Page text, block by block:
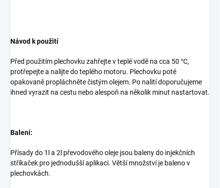
Návod k použití
Před použitím plechovku zahřejte v teplé vodě na cca 50 °C,
protřepejte a nalijte do teplého motoru. Plechovku poté
opakovaně propláchněte čistým olejem. Po nalití doporučujeme
ihned vyrazit na cestu nebo alespoň na několik minut nastartovat.
Balení:
Přísady do 1l a 2l převodového oleje jsou baleny do injekčních
stříkaček pro jednodušší aplikaci. Větší množství je baleno v
plechovkách.